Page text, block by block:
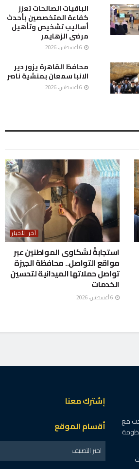
الباقيات الصالحات تعزز
كفاءة المتخصصين بأحدث
أساليب تشخيص وتأهيل
مرضى الزهايمر
محافظ القاهرة يزور دير
الانبا سمعان بمنشية ناصر
آخر الأخبار
استجابةً لشكاوى المواطنين عبر
مواقع التواصل.. محافظة الجيزة
تواصل حملاتها الميدانية لتحسين
الخدمات
مع
إشترك معنا
أقسام الموقع
اختر التصنيف